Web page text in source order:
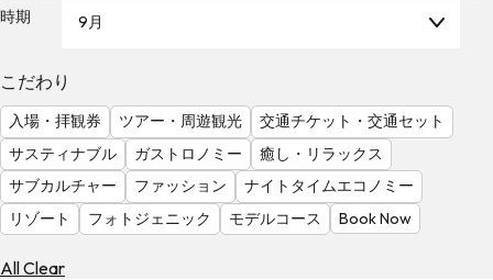
調
べ
る
天
気
を
見
る
時期 9月
こだわり
入場・拝観券 ツアー・周遊観光
交通チケット・交通セット
サスティナブル
ガストロノミー
癒し・リラックス
サブカルチャー
ファッション
ナイトタイムエコノミー
リゾート
フォトジェニック モデルコース Book Now
All Clear